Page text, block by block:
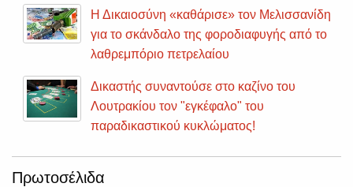
Η Δικαιοσύνη «καθάρισε» τον Μελισσανίδη
για το σκάνδαλο της φοροδιαφυγής από το
λαθρεμπόριο πετρελαίου
Δικαστής συναντούσε στο καζίνο του
Λουτρακίου τον "εγκέφαλο" του
παραδικαστικού κυκλώματος!
Πρωτοσέλιδα